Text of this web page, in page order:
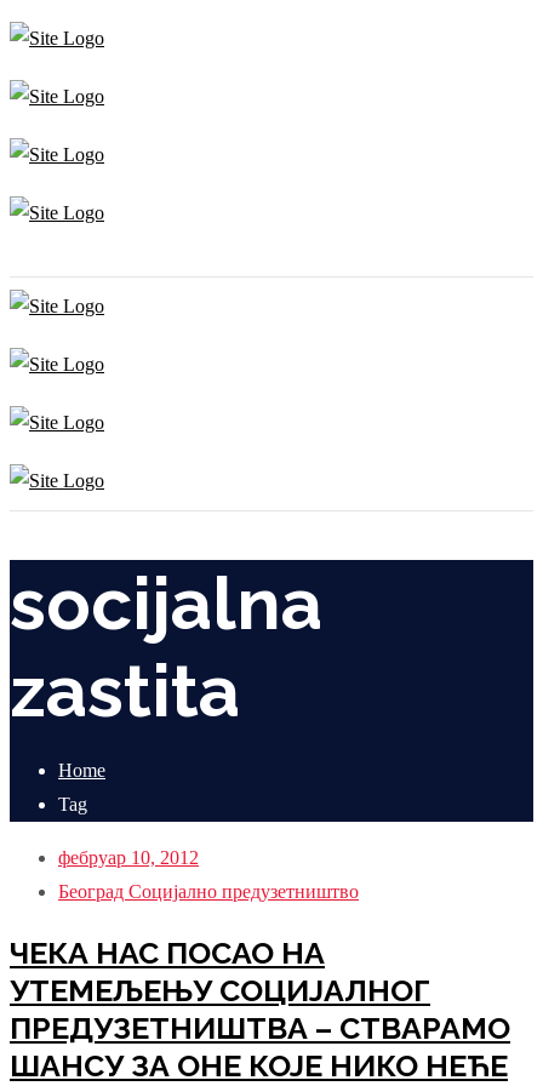
socijalna
zastita
Home
Tag
фебруар 10, 2012
Београд Социјално предузетништво
ЧЕКА НАС ПОСАО НА
УТЕМЕЉЕЊУ СОЦИЈАЛНОГ
ПРЕДУЗЕТНИШТВА – СТВАРАМО
ШАНСУ ЗА ОНЕ КОЈЕ НИКО НЕЋЕ